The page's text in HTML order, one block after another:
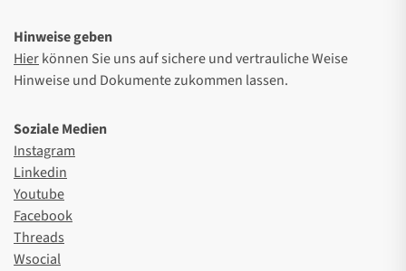
Hinweise geben
Hierkönnen Sie uns auf sichere und vertrauliche Weise
Hinweise und Dokumente zukommen lassen.
Soziale Medien
Instagram
Linkedin
Youtube
Facebook
Threads
Wsocial